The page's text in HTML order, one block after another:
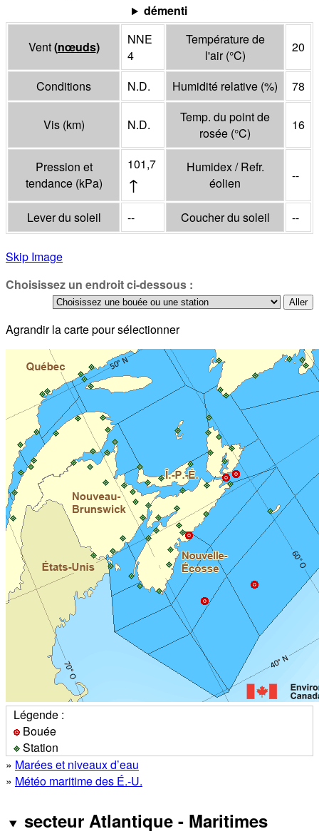
démenti
Vent(nœuds)
NNE
4
Température de
l'air(°C)
20
Conditions N.D. Humidité relative (%) 78
Vis (km) N.D.
Temp. du point de
rosée (°C)
16
Pression et
tendance (kPa)
101,7
↑
Humidex / Refr.
éolien
--
Lever du soleil -- Coucher du soleil --
Skip Image
Choisissez un endroit ci-dessous :
Agrandir la carte pour sélectionner
Légende :
Bouée
Station
» Marées et niveaux d’eau
» Météo maritime des É.-U.
secteur Atlantique - Maritimes